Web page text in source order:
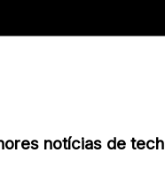
notícias de tech